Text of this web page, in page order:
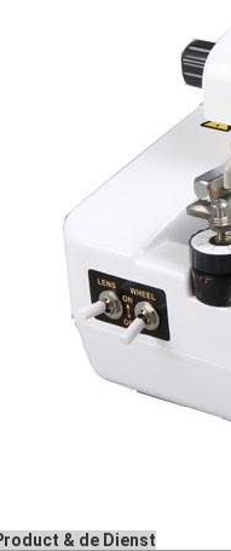
& de Dienst